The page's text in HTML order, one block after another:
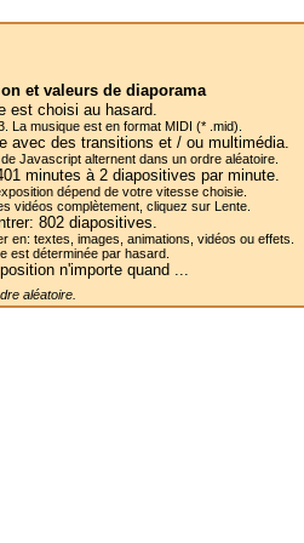
et valeurs de diaporama
est choisi au hasard.
La musique est en format MIDI (* .mid).
avec des transitions et / ou multimédia.
Javascript alternent dans un ordre aléatoire.
minutes à 2diapositives par minute.
l'exposition dépend de votre vitesse choisie.
vidéos complètement, cliquez sur Lente.
802 diapositives.
en: textes, images, animations, vidéos ou effets.
est déterminée par hasard.
n'importe quand ...
aléatoire.